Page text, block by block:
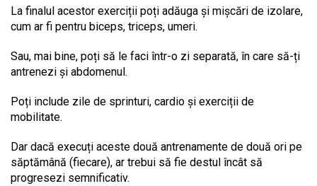
La finalul acestor exerciții poți adăuga și mișcări de izolare,
cum ar fi pentru biceps, triceps, umeri.
Sau, mai bine, poți să le faci într-o zi separată, în care să-ți
antrenezi și abdomenul.
Poți include zile de sprinturi, cardio și exerciții de
mobilitate.
Dar dacă execuți aceste două antrenamente de două ori pe
săptămână (fiecare), ar trebui să fie destul încât să
progresezi semnificativ.